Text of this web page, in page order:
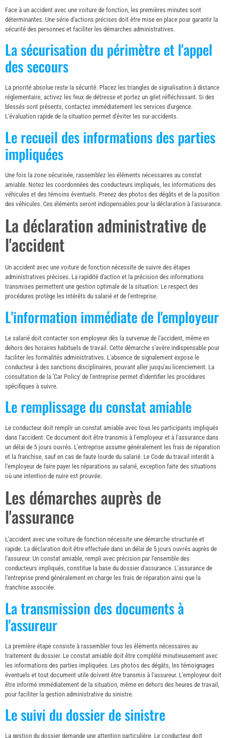
Face à un accident avec une voiture de fonction, les premières minutes sont
déterminantes. Une série d'actions précises doit être mise en place pour garantir la
sécurité des personnes et faciliter les démarches administratives.
La sécurisation du périmètre et l'appel
des secours
La priorité absolue reste la sécurité. Placez les triangles de signalisation à distance
réglementaire, activez les feux de détresse et portez un gilet réfléchissant. Si des
blessés sont présents, contactez immédiatement les services d'urgence.
L'évaluation rapide de la situation permet d'éviter les sur-accidents.
Le recueil des informations des parties
impliquées
Une fois la zone sécurisée, rassemblez les éléments nécessaires au constat
amiable. Notez les coordonnées des conducteurs impliqués, les informations des
véhicules et des témoins éventuels. Prenez des photos des dégâts et de la position
des véhicules. Ces éléments seront indispensables pour la déclaration à l'assurance.
La déclaration administrative de
l'accident
Un accident avec une voiture de fonction nécessite de suivre des étapes
administratives précises. La rapidité d'action et la précision des informations
transmises permettent une gestion optimale de la situation. Le respect des
procédures protège les intérêts du salarié et de l'entreprise.
L'information immédiate de l'employeur
Le salarié doit contacter son employeur dès la survenue de l'accident, même en
dehors des horaires habituels de travail. Cette démarche s'avère indispensable pour
faciliter les formalités administratives. L'absence de signalement expose le
conducteur à des sanctions disciplinaires, pouvant aller jusqu'au licenciement. La
consultation de la 'Car Policy' de l'entreprise permet d'identifier les procédures
spécifiques à suivre.
Le remplissage du constat amiable
Le conducteur doit remplir un constat amiable avec tous les participants impliqués
dans l'accident. Ce document doit être transmis à l'employeur et à l'assurance dans
un délai de 5 jours ouvrés. L'entreprise assume généralement les frais de réparation
et la franchise, sauf en cas de faute lourde du salarié. Le Code du travail interdit à
l'employeur de faire payer les réparations au salarié, exception faite des situations
où une intention de nuire est prouvée.
Les démarches auprès de
l'assurance
L'accident avec une voiture de fonction nécessite une démarche structurée et
rapide. La déclaration doit être effectuée dans un délai de 5 jours ouvrés auprès de
l'assureur. Un constat amiable, rempli avec précision par l'ensemble des
conducteurs impliqués, constitue la base du dossier d'assurance. L'assurance de
l'entreprise prend généralement en charge les frais de réparation ainsi que la
franchise associée.
La transmission des documents à
l'assureur
La première étape consiste à rassembler tous les éléments nécessaires au
traitement du dossier. Le constat amiable doit être complété minutieusement avec
les informations des parties impliquées. Les photos des dégâts, les témoignages
éventuels et tout document utile doivent être transmis à l'assureur. L'employeur doit
être informé immédiatement de la situation, même en dehors des heures de travail,
pour faciliter la gestion administrative du sinistre.
Le suivi du dossier de sinistre
La gestion du dossier demande une attention particulière. Le conducteur doit